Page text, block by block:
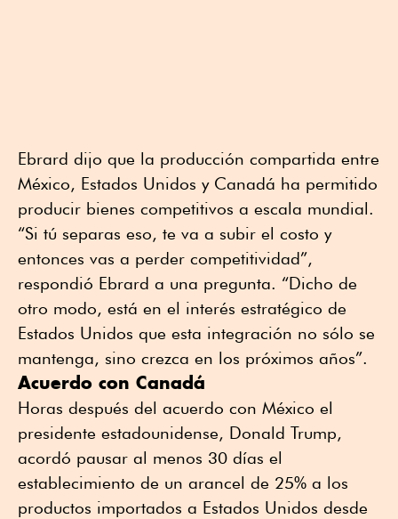
Ebrard dijo que la producción compartida entre
México, Estados Unidos y Canadá ha permitido
producir bienes competitivos a escala mundial.
“Si tú separas eso, te va a subir el costo y
entonces vas a perder competitividad”,
respondió Ebrard a una pregunta. “Dicho de
otro modo, está en el interés estratégico de
Estados Unidos que esta integración no sólo se
mantenga, sino crezca en los próximos años”.
Acuerdo con Canadá
Horas después del acuerdo con México el
presidente estadounidense, Donald Trump,
acordó pausar al menos 30 días el
establecimiento de un arancel de 25% a los
productos importados a Estados Unidos desde